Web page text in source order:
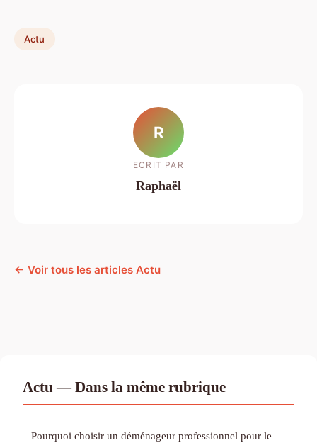
Actu
R
ECRIT PAR
Raphaël
← Voir tous les articles Actu
Actu — Dans la même rubrique
Pourquoi choisir un déménageur professionnel pour le